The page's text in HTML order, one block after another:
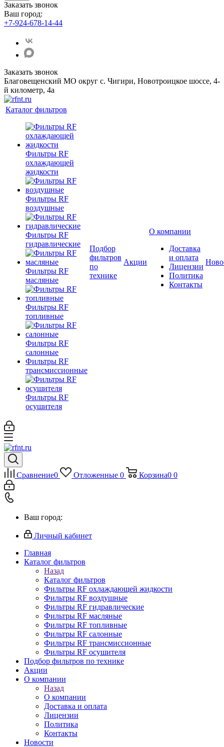
Заказать звонок
Ваш город:
+7-924-678-14-44‬
Заказать звонок
Благовещенский МО округ с. Чигири, Новотроицкое шоссе, 4-
й километр, 4а
Каталог фильтров
Фильтры RF
охлаждающей
жидкости
Фильтры RF
воздушные
Фильтры RF
гидравлические
Фильтры RF
масляные
Фильтры RF
топливные
Фильтры RF
салонные
Фильтры RF
трансмиссионные
Фильтры RF
осушителя
Подбор
фильтров
по
технике
Акции
О компании
Доставка
и оплата
Лицензии
Политика
Контакты
Сравнение0 Отложенные 0 Корзина0 0
Ваш город:
Личный кабинет
Главная
Каталог фильтров
Назад
Каталог фильтров
Фильтры RF охлаждающей жидкости
Фильтры RF воздушные
Фильтры RF гидравлические
Фильтры RF масляные
Фильтры RF топливные
Фильтры RF салонные
Фильтры RF трансмиссионные
Фильтры RF осушителя
Подбор фильтров по технике
Акции
О компании
Назад
О компании
Доставка и оплата
Лицензии
Политика
Контакты
Новости